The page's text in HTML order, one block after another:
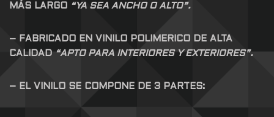
MÁS LARGO “YA SEA ANCHO O ALTO”.
– FABRICADO EN VINILO POLIMERICO DE ALTA
CALIDAD“APTO PARA INTERIORES Y EXTERIORES”.
– EL VINILO SE COMPONE DE 3 PARTES: